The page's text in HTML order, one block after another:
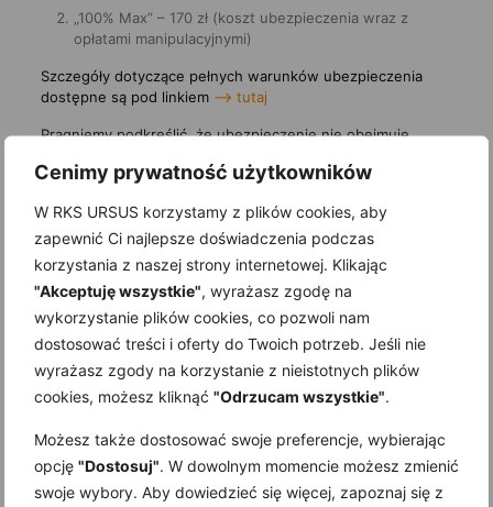
Cenimy prywatność użytkowników
W RKS URSUS korzystamy z plików cookies, aby
zapewnić Ci najlepsze doświadczenia podczas
korzystania z naszej strony internetowej. Klikając
"Akceptuję wszystkie" , wyrażasz zgodę na
wykorzystanie plików cookies, co pozwoli nam
dostosować treści i oferty do Twoich potrzeb. Jeśli nie
wyrażasz zgody na korzystanie z nieistotnych plików
cookies, możesz kliknąć "Odrzucam wszystkie"
Możesz także dostosować swoje preferencje, wybierając
opcję "Dostosuj" . W dowolnym momencie możesz zmienić
swoje wybory. Aby dowiedzieć się więcej, zapoznaj się z
„100% Max” – 170 zł (koszt ubezpieczenia wraz z
opłatami manipulacyjnymi)
Szczegóły dotyczące pełnych warunków ubezpieczenia
dostępne są pod linkiem —> tutaj
Pragniemy podkreślić, że ubezpieczenie nie obejmuje
okoliczności opisanych w OWU, dlatego prosimy o
ubezpieczenia możliwe jest tylko poprzez wpłatę kwoty za
ubezpieczenie (zgodnie z wybranym wariantem) razem z
pierwszą wpłatą za półkolonie.
Nie może zabraknąć tam Twojego dziecka – zapisz się już
dziś!
Formularz zgłoszeniowy
1. Termin półkolonii *